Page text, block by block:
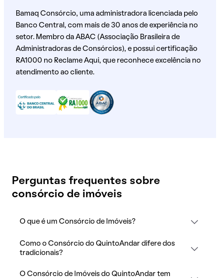
Bamaq Consórcio, uma administradora licenciada pelo
Banco Central, com mais de 30 anos de experiência no
setor. Membro da ABAC (Associação Brasileira de
Administradoras de Consórcios), e possui certificação
RA1000 no Reclame Aqui, que reconhece excelência no
atendimento ao cliente.
Perguntas frequentes sobre
consórcio de imóveis
O que é um Consórcio de Imóveis?
Como o Consórcio do QuintoAndar difere dos
tradicionais?
O Consórcio de Imóveis do QuintoAndar tem